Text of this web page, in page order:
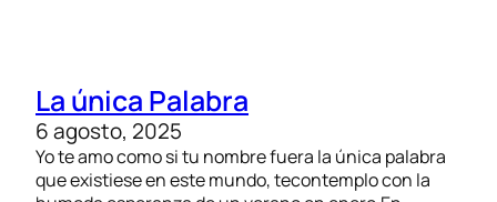
La única Palabra
6 agosto, 2025
Yo te amo como si tu nombre fuera la única palabra
que existiese en este mundo, tecontemplo con la